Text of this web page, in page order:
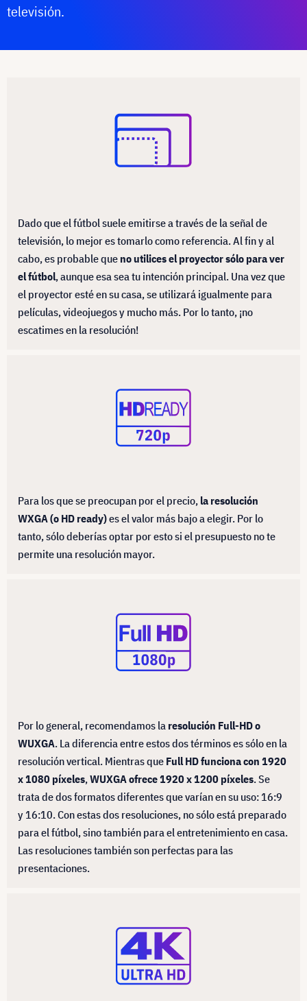
televisión.
Dado que el fútbol suele emitirse a través de la señal de
televisión, lo mejor es tomarlo como referencia. Al fin y al
cabo, es probable que no utilices el proyector sólo para ver
el fútbol, aunque esa sea tu intención principal. Una vez que
el proyector esté en su casa, se utilizará igualmente para
películas, videojuegos y mucho más. Por lo tanto, ¡no
escatimes en la resolución!
Para los que se preocupan por el precio, la resolución
WXGA (o HD ready)es el valor más bajo a elegir. Por lo
tanto, sólo deberías optar por esto si el presupuesto no te
permite una resolución mayor.
Por lo general, recomendamos la resolución Full-HD o
WUXGA. La diferencia entre estos dos términos es sólo en la
resolución vertical. Mientras que Full HD funciona con 1920
x 1080 píxeles, WUXGA ofrece 1920 x 1200 píxeles. Se
trata de dos formatos diferentes que varían en su uso: 16:9
y 16:10. Con estas dos resoluciones, no sólo está preparado
para el fútbol, sino también para el entretenimiento en casa.
Las resoluciones también son perfectas para las
presentaciones.